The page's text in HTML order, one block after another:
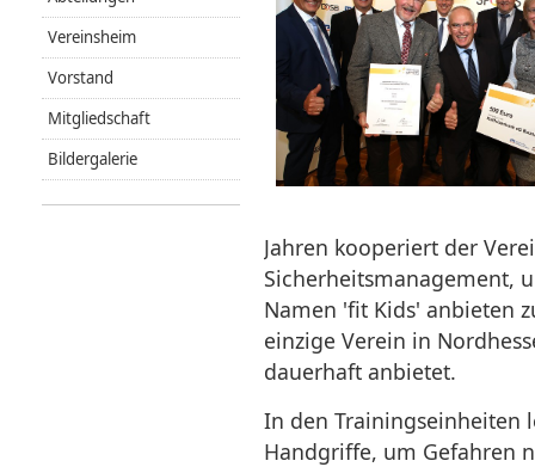
Jahren kooperiert der
Sicherheitsmanagement,
Namen 'fit Kids' anbieten
einzige Verein in
dauerhaft anbietet.
In den Trainingseinheiten
Handgriffe, um Gefahren
Vereinsheim
Vorstand
Mitgliedschaft
Bildergalerie